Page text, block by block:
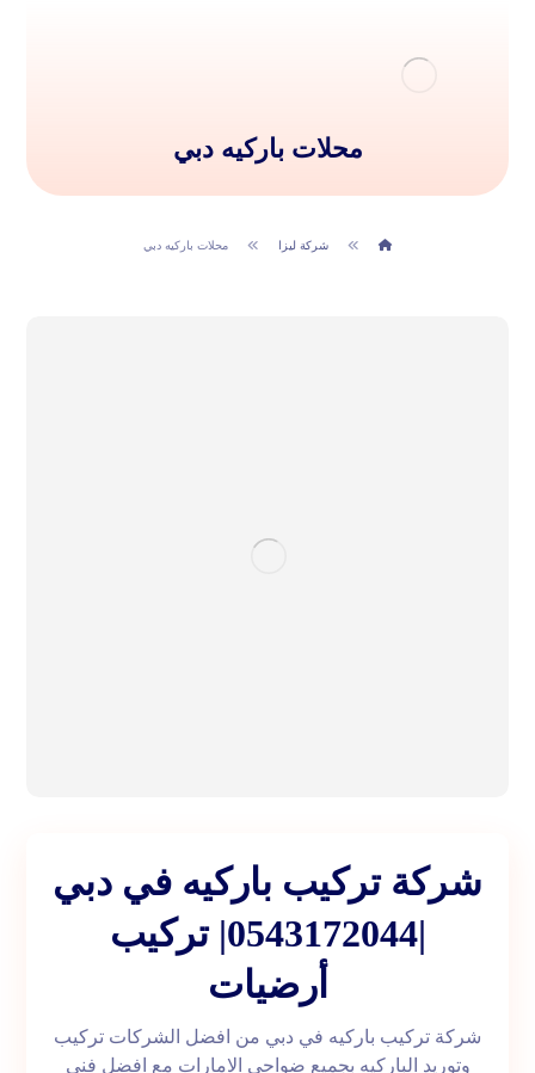
محلات باركيه دبي
شركة ليزا محلات باركيه دبي
شركة تركيب باركيه في دبي
|0543172044| تركيب
أرضيات
شركة تركيب باركيه في دبي من افضل الشركات تركيب
وتوريد الباركيه بجميع ضواحي الامارات مع افضل فني